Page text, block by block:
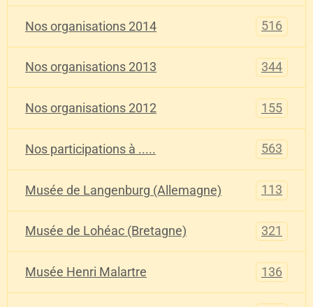
Nos organisations 2014 516
Nos organisations 2013 344
Nos organisations 2012 155
Nos participations à ..... 563
Musée de Langenburg (Allemagne) 113
Musée de Lohéac (Bretagne) 321
Musée Henri Malartre 136